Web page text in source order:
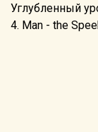
Углубленный
4. Man - the